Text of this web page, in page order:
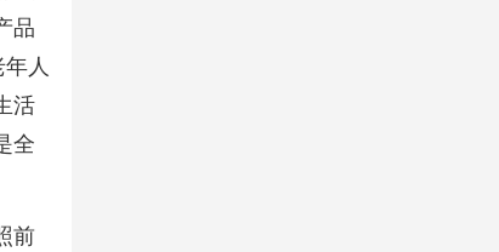
品
人
活
全
前